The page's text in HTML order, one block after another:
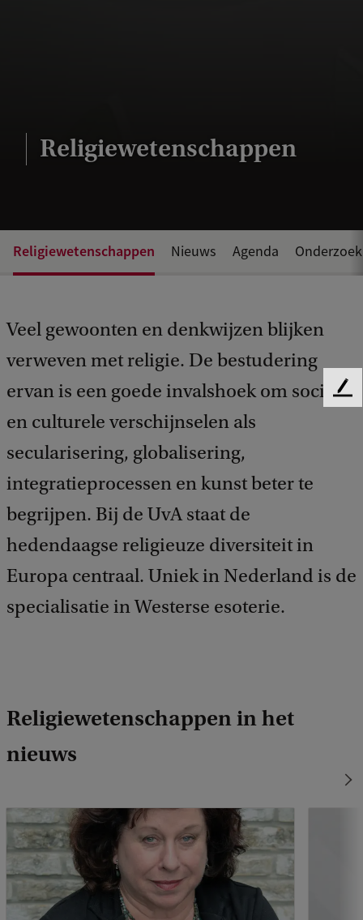
Religiewetenschappen
Veel gewoonten en denkwijzen blijken
verweven met religie. De bestudering
ervan is een goede invalshoek om sociale
en culturele verschijnselen als
secularisering, globalisering,
integratieprocessen en kunst beter te
begrijpen. Bij de UvA staat de
hedendaagse religieuze diversiteit in
Europa centraal. Uniek in Nederland is de
specialisatie in Westerse esoterie.
Religiewetenschappen Nieuws Agenda Onderzoek
Religiewetenschappen in het
nieuws
F